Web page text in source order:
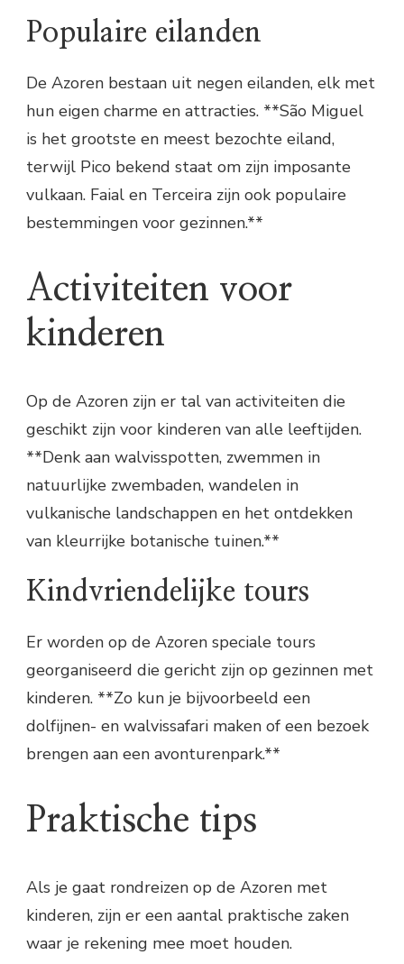
Populaire eilanden
De Azoren bestaan uit negen eilanden, elk met
hun eigen charme en attracties. **São Miguel
is het grootste en meest bezochte eiland,
terwijl Pico bekend staat om zijn imposante
vulkaan. Faial en Terceira zijn ook populaire
bestemmingen voor gezinnen.**
Activiteiten voor
kinderen
Op de Azoren zijn er tal van activiteiten die
geschikt zijn voor kinderen van alle leeftijden.
**Denk aan walvisspotten, zwemmen in
natuurlijke zwembaden, wandelen in
vulkanische landschappen en het ontdekken
van kleurrijke botanische tuinen.**
Kindvriendelijke tours
Er worden op de Azoren speciale tours
georganiseerd die gericht zijn op gezinnen met
kinderen. **Zo kun je bijvoorbeeld een
dolfijnen- en walvissafari maken of een bezoek
brengen aan een avonturenpark.**
Praktische tips
Als je gaat rondreizen op de Azoren met
kinderen, zijn er een aantal praktische zaken
waar je rekening mee moet houden.